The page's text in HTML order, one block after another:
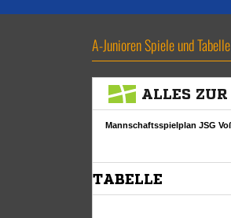
A-Junioren Spiele und Tabelle